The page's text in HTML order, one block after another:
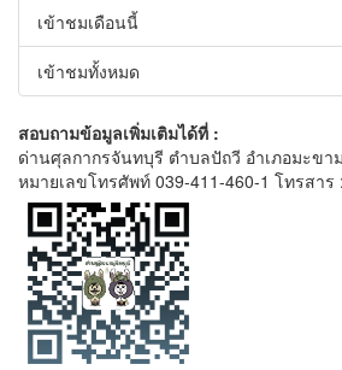
เข้าชมเดือนนี้
เข้าชมทั้งหมด
สอบถามข้อมูลเพิ่มเติมได้ที่ :
ด่านศุลกากรจันทบุรี ตำบลปัถวี อำเภอมะขา
หมายเลขโทรศัพท์ 039-411-460-1 โทรสาร